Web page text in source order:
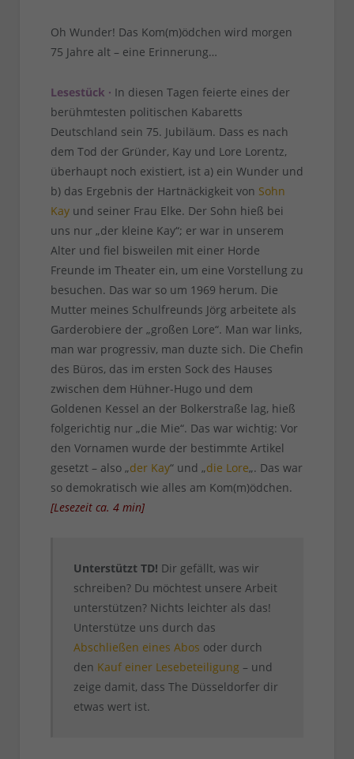
Oh Wunder! Das Kom(m)ödchen wird morgen
75 Jahre alt – eine Erinnerung…
Lesestück · In diesen Tagen feierte eines der
berühmtesten politischen Kabaretts
Deutschland sein 75. Jubiläum. Dass es nach
dem Tod der Gründer, Kay und Lore Lorentz,
überhaupt noch existiert, ist a) ein Wunder und
b) das Ergebnis der Hartnäckigkeit von Sohn
Kayund seiner Frau Elke. Der Sohn hieß bei
uns nur „der kleine Kay“; er war in unserem
Alter und fiel bisweilen mit einer Horde
Freunde im Theater ein, um eine Vorstellung zu
besuchen. Das war so um 1969 herum. Die
Mutter meines Schulfreunds Jörg arbeitete als
Garderobiere der „großen Lore“. Man war links,
man war progressiv, man duzte sich. Die Chefin
des Büros, das im ersten Sock des Hauses
zwischen dem Hühner-Hugo und dem
Goldenen Kessel an der Bolkerstraße lag, hieß
folgerichtig nur „die Mie“. Das war wichtig: Vor
den Vornamen wurde der bestimmte Artikel
gesetzt – also „der Kay“ und „die Lore„. Das war
so demokratisch wie alles am Kom(m)ödchen.
[Lesezeit ca. 4 min]
Unterstützt TD! Dir gefällt, was wir
schreiben? Du möchtest unsere Arbeit
unterstützen? Nichts leichter als das!
Unterstütze uns durch das
Abschließen eines Abos oder durch
den Kauf einer Lesebeteiligung – und
zeige damit, dass The Düsseldorfer dir
etwas wert ist.